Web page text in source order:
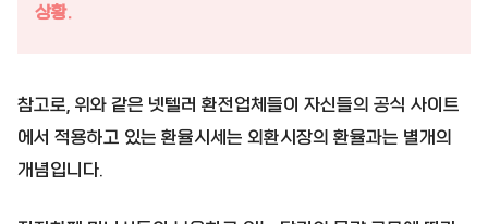
상황.
참고로, 위와 같은 넷텔러 환전업체들이 자신들의 공식 사이트
에서 적용하고 있는 환율시세는 외환시장의 환율과는 별개의
개념입니다.